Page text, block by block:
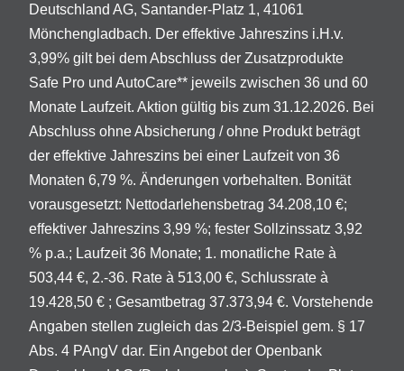
Deutschland AG, Santander-Platz 1, 41061
Mönchengladbach. Der effektive Jahreszins i.H.v.
3,99% gilt bei dem Abschluss der Zusatzprodukte
Safe Pro und AutoCare** jeweils zwischen 36 und 60
Monate Laufzeit. Aktion gültig bis zum 31.12.2026. Bei
Abschluss ohne Absicherung / ohne Produkt beträgt
der effektive Jahreszins bei einer Laufzeit von 36
Monaten 6,79 %. Änderungen vorbehalten. Bonität
vorausgesetzt: Nettodarlehensbetrag 34.208,10 €;
effektiver Jahreszins 3,99 %; fester Sollzinssatz 3,92
% p.a.; Laufzeit 36 Monate; 1. monatliche Rate à
503,44 €, 2.-36. Rate à 513,00 €, Schlussrate à
19.428,50 € ; Gesamtbetrag 37.373,94 €. Vorstehende
Angaben stellen zugleich das 2/3-Beispiel gem. § 17
Abs. 4 PAngV dar. Ein Angebot der Openbank